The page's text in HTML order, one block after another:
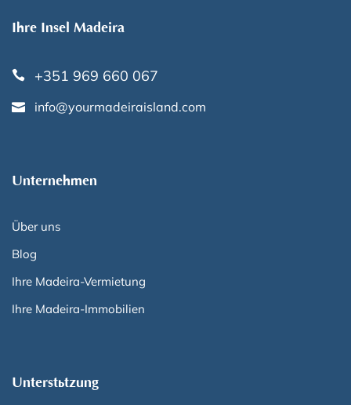
Ihre Insel Madeira
+351 969 660 067
info@yourmadeiraisland.com
Unternehmen
Über uns
Blog
Ihre Madeira-Vermietung
Ihre Madeira-Immobilien
Unterstützung